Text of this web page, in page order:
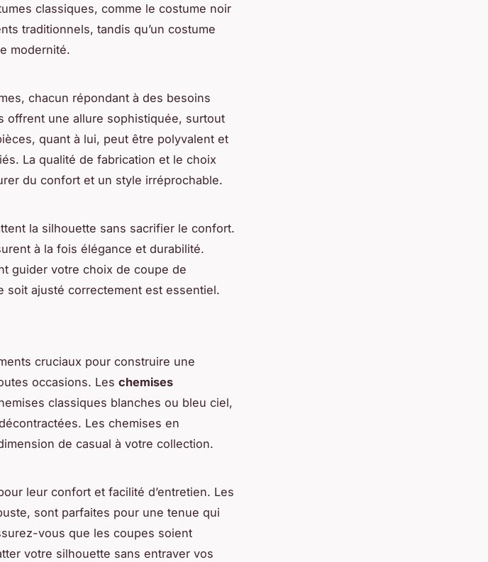
classiques, comme le costume noir
traditionnels, tandis qu’un costume
modernité.
, chacun répondant à des besoins
offrent une allure sophistiquée, surtout
quant à lui, peut être polyvalent et
La qualité de fabrication et le choix
du confort et un style irréprochable.
la silhouette sans sacrifier le confort.
à la fois élégance et durabilité.
guider votre choix de coupe de
soit ajusté correctement est essentiel.
cruciaux pour construire une
occasions. Les chemises
classiques blanches ou bleu ciel,
Les chemises en
de casual à votre collection.
leur confort et facilité d’entretien. Les
sont parfaites pour une tenue qui
vous que les coupes soient
votre silhouette sans entraver vos